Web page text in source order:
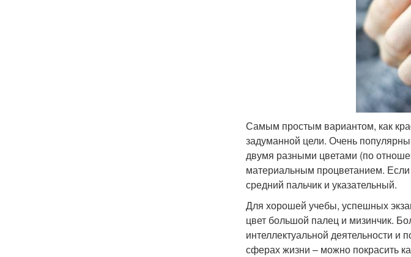
Самым простым вариантом, как
задуманной цели. Очень
двумя разными цветами (по
материальным процветанием.
средний пальчик и указательный.
Для хорошей учебы, успешных
цвет большой палец и мизинчик.
интеллектуальной деятельности
сферах жизни – можно покрасить